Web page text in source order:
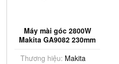
Máy mài góc 2800W
Makita GA9081 230mm
Thương hiệu:Makita